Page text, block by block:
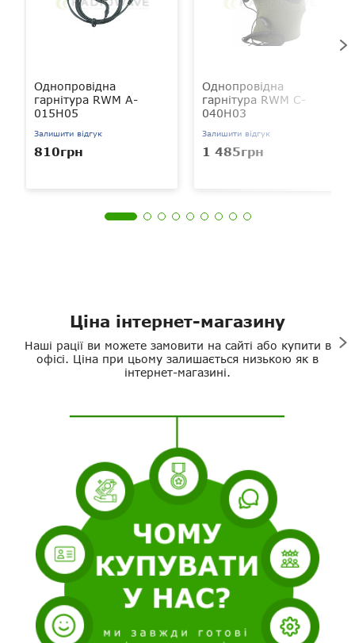
Однопровідна
гарнітура RWM A-
015H05
Залишити відгук
810грн
Однопровідна
гарнітура RWM C-
040H03
Залишити відгук
1 485грн
Ціна інтернет-магазину
Наші рації ви можете замовити на сайті або купити в
офісі. Ціна при цьому залишається низькою як в
інтернет-магазині.